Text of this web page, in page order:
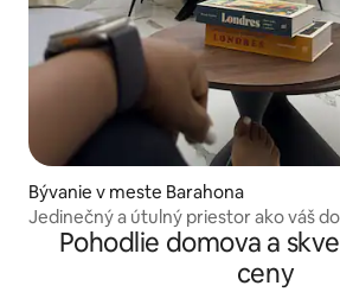
Bývanie v meste Barahona
Jedinečný a útulný priestor ako váš
Pohodlie domova a
ceny